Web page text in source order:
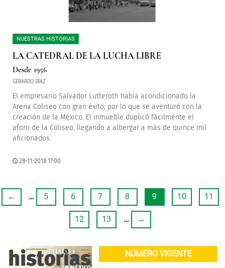
NUESTRAS HISTORIAS
LA CATEDRAL DE LA LUCHA LIBRE
Desde 1956
GERARDO DÍAZ
El empresario Salvador Lutteroth había acondicionado la
Arena Coliseo con gran éxito, por lo que se aventuró con la
creación de la México. El inmueble duplicó fácilmente el
aforo de la Coliseo, llegando a albergar a más de quince mil
aficionados.
28-11-2018 17:00
← … 5 6 7 8 9 10 11
12 13 … →
NÚMERO VIGENTE